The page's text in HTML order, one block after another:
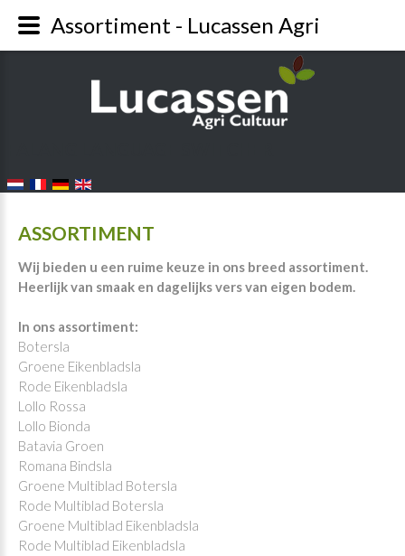
ASSORTIMENT
Wij bieden u een ruime keuze in ons breed assortiment.
Heerlijk van smaak en dagelijks vers van eigen bodem.
In ons assortiment:
Botersla
Groene Eikenbladsla
Rode Eikenbladsla
Lollo Rossa
Lollo Bionda
Batavia Groen
Romana Bindsla
Groene Multiblad Botersla
Rode Multiblad Botersla
Groene Multiblad Eikenbladsla
Rode Multiblad Eikenbladsla
Assortiment - Lucassen Agri